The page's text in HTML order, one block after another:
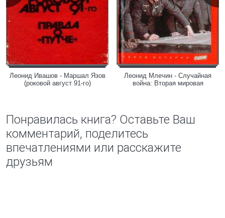
Леонид Ивашов - Маршал Язов
(роковой август 91-го)
Леонид Млечин - Случайная
война: Вторая мировая
Понравилась книга? Оставьте Ваш
комментарий, поделитесь
впечатлениями или расскажите
друзьям